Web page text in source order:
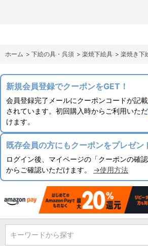
ホーム > 下絵の具・呉須 > 楽焼下絵具 > 楽焼き下
新規会員登録でクーポンをGET！
会員登録完了メールにクーポンコードが記載
されています。初回購入時からご利用いただ
けます。
既存会員の方にもクーポンをプレゼン
ログイン後、マイページの「クーポンの確認
からご確認いただけます。 →使用方法
キーワードから探す